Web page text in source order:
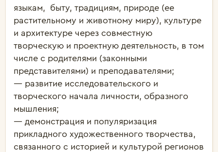
языкам, быту, традициям, природе (ее
растительному и животному миру), культуре
и архитектуре через совместную
творческую и проектную деятельность, в том
числе с родителями (законными
представителями) и преподавателями;
— развитие исследовательского и
творческого начала личности, образного
мышления;
— демонстрация и популяризация
прикладного художественного творчества,
связанного с историей и культурой регионов